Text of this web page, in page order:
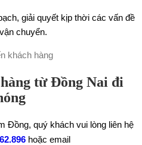
giải quyết kịp thời các vấn đề
chuyển.
từ Đồng Nai đi
Đồng, quý khách vui lòng liên hệ
hoặc email